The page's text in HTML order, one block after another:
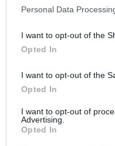
Personal Data
I want to opt-out of the
Opted In
I want to opt-out of the
Opted In
I want to opt-out of
Advertising.
Opted In